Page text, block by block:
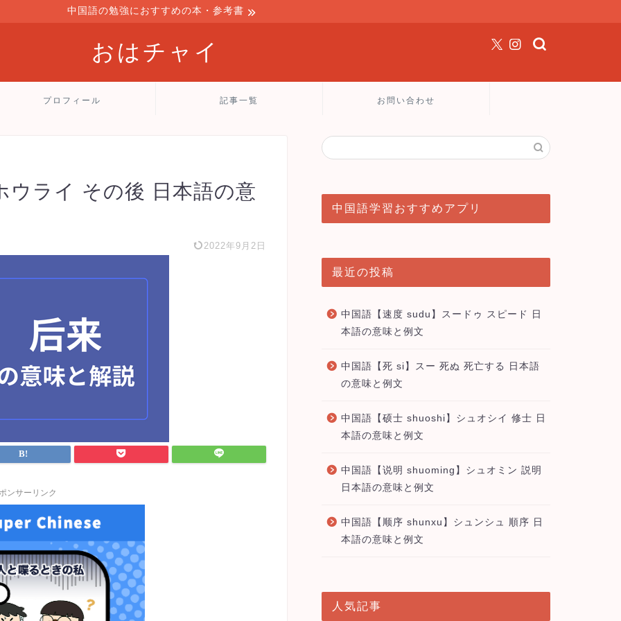
中国語の勉強におすすめの本・参考書
おはチャイ
プロフィール 記事一覧 お問い合わせ
ウライ その後 日本語の意
2022年9月2日
ンサーリンク
中国語学習おすすめアプリ
最近の投稿
中国語【速度 sudu】スードゥ スピード 日
本語の意味と例文
中国語【死 si】スー 死ぬ 死亡する 日本語
の意味と例文
中国語【硕士 shuoshi】シュオシイ 修士 日
本語の意味と例文
中国語【说明 shuoming】シュオミン 説明
日本語の意味と例文
中国語【顺序 shunxu】シュンシュ 順序 日
本語の意味と例文
人気記事